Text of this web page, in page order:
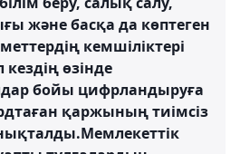
және басқа да көптеген
кемшіліктері
өзінде
бойы цифрландыруға
қаржының тиімсіз